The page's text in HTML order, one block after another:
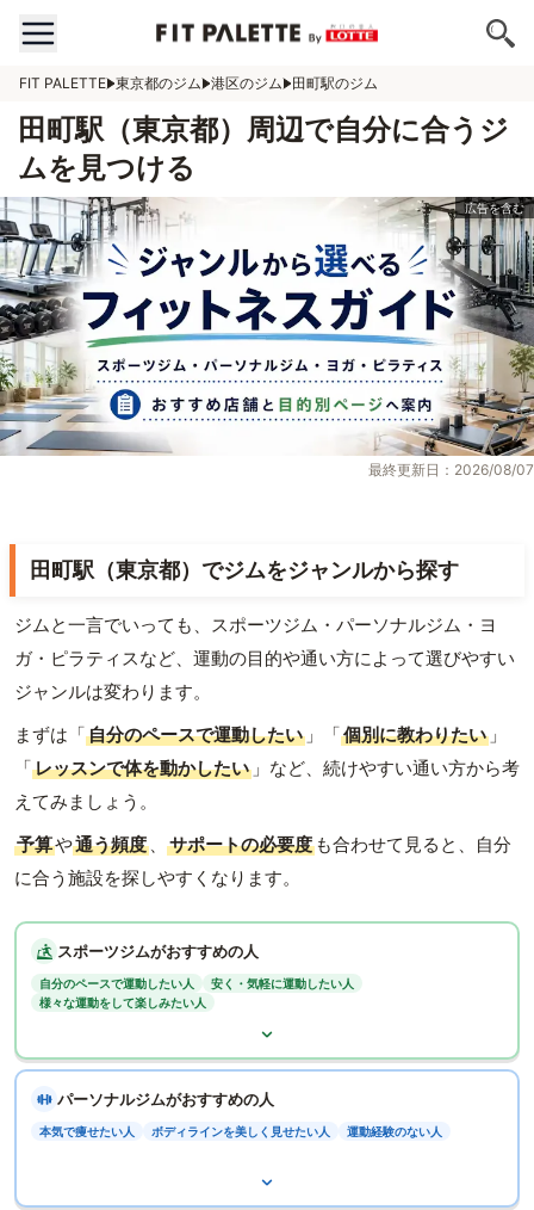
FIT PALETTE 東京都のジム 港区のジム 田町駅のジム
田町駅（東京都）周辺で自分に合うジ
ムを見つける
最終更新日：2026/08/07
田町駅（東京都）でジムをジャンルから探す
ジムと一言でいっても、スポーツジム・パーソナルジム・ヨ
ガ・ピラティスなど、運動の目的や通い方によって選びやすい
ジャンルは変わります。
まずは「自分のペースで運動したい 」「個別に教わりたい 」
「レッスンで体を動かしたい 」など、続けやすい通い方から考
えてみましょう。
予算や通う頻度 、 サポートの必要度 も合わせて見ると、自分
に合う施設を探しやすくなります。
スポーツジムがおすすめの人
自分のペースで運動したい人
安く・気軽に運動したい人
様々な運動をして楽しみたい人
パーソナルジムがおすすめの人
本気で痩せたい人 ボディラインを美しく見せたい人 運動経験のない人